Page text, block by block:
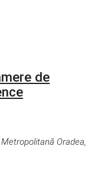
de
Oradea,